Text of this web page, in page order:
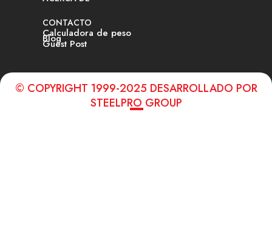
CONTACTO
Calculadora de peso
Blog
Guest Post
© COPYRIGHT 1999-2025 DESARROLLADO POR
STEELPRO GROUP